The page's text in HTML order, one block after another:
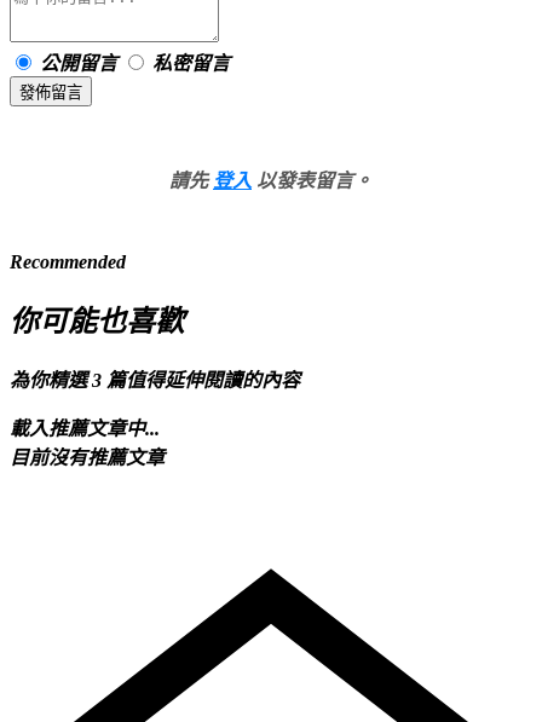
公開留言 私密留言
發佈留言
請先 登入 以發表留言。
Recommended
你可能也喜歡
為你精選 3 篇值得延伸閱讀的內容
載入推薦文章中...
目前沒有推薦文章